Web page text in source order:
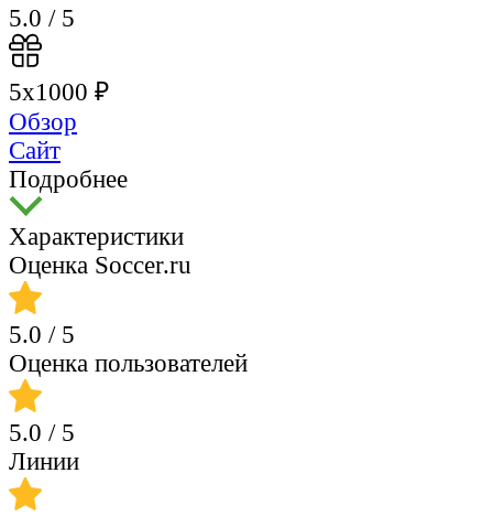
5.0 / 5
5х1000 ₽
Обзор
Сайт
Подробнее
Характеристики
Оценка Soccer.ru
5.0 / 5
Оценка пользователей
5.0 / 5
Линии